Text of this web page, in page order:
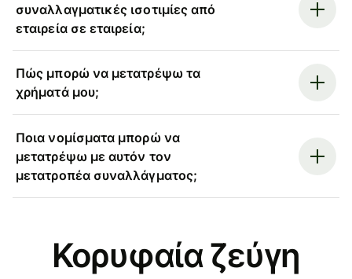
συναλλαγματικές ισοτιμίες από
εταιρεία σε εταιρεία;
Πώς μπορώ να μετατρέψω τα
χρήματά μου;
Ποια νομίσματα μπορώ να
μετατρέψω με αυτόν τον
μετατροπέα συναλλάγματος;
Κορυφαία ζεύγη